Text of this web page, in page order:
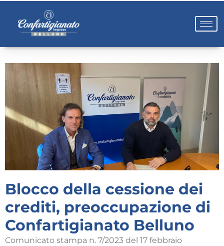
Blocco della cessione dei
crediti, preoccupazione di
Confartigianato Belluno
Comunicato stampa n. 7/2023 del 17 febbraio